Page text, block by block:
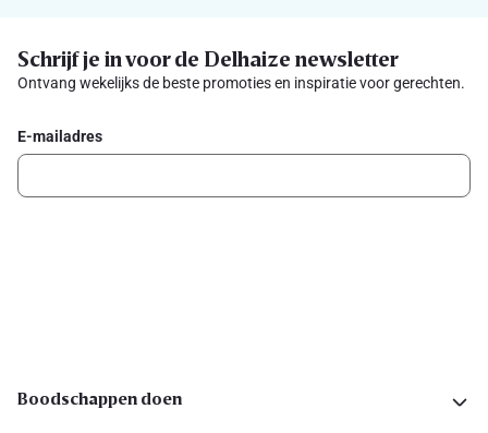
Schrijf je in voor de Delhaize newsletter
Ontvang wekelijks de beste promoties en inspiratie voor gerechten.
E-mailadres
Boodschappen doen